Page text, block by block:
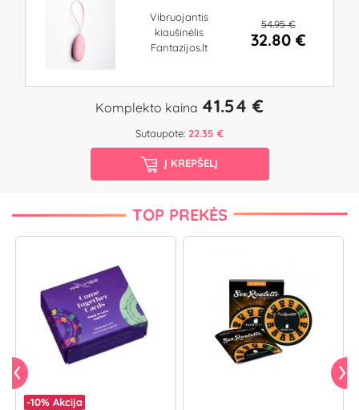
Vibruojantis
kiaušinėlis
Fantazijos.lt
54.95 €
32.80 €
Komplekto kaina 41.54 €
Sutaupote: 22.35 €
Į KREPŠELĮ
TOP PREKĖS
-10% Akcija